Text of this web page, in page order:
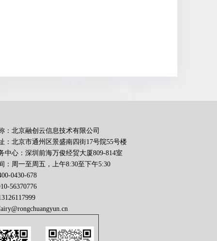
：北京融创云信息技术有限公司
：北京市通州区景盛南四街17号院55号楼
中心：深圳前海万俊经贸大厦809-814室
：周一至周五，上午8:30至下午5:30
0430-678